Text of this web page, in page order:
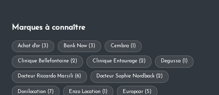
Marques à connaître
Achat d'or (3) Bank Now(3) Cembra (1)
Clinique Bellefontaine (2) Clinique Entourage(2) Degussa (1)
Docteur Riccardo Marsili (6) Docteur Sophie Nordback(2)
Donilocation (7) Enzo Location (1) Europcar(5)